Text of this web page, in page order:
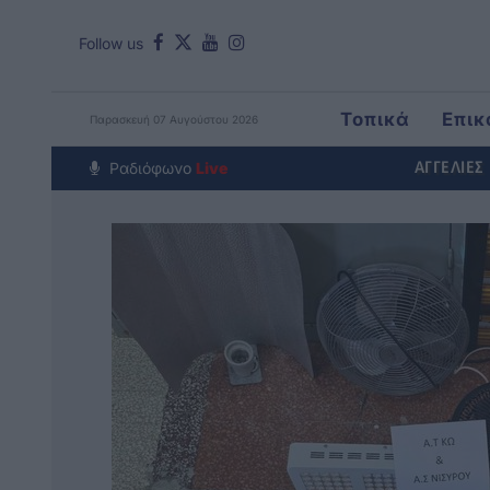
Follow us
Παρασκευή 07 Αυγούστου 2026 Τοπικά
Around The
Ραδιόφωνο Live ΑΓΓΕΛΙΕΣ